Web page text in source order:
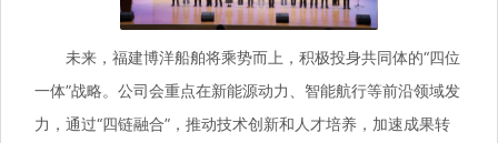
未来，福建博洋船舶将乘势而上，积极投身共同体的“四位
一体”战略。公司会重点在新能源动力、智能航行等前沿领域发
力，通过“四链融合”，推动技术创新和人才培养，加速成果转